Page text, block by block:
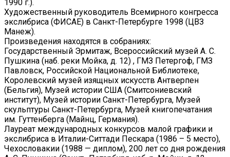
1990 г.).
Художественный руководитель Всемирного конгресса
экслибриса (ФИСАЕ) в Санкт-Петербурге 1998 (ЦВЗ
Манеж).
Произведения находятся в собраниях:
Государственный Эрмитаж, Всероссийский музей А. С.
Пушкина (наб. реки Мойка, д. 12) , ГМЗ Петергоф, ГМЗ
Павловск, Российской Национальной Библиотеке,
Королевский музей изящных искусств Антверпен
(Бельгия), Музей истории США (Смитсониевский
институт), Музей истории Санкт-Петербурга, Музей
скульптуры Санкт-Петербурга, Музей книгопечатания
им. Гуттенберга (Майнц, Германия).
Лауреат международных конкурсов малой графики и
экслибриса в Италии-Ситтади Пескара (1986 – 5 место),
Чехословакии (1988 — диплом), 200 лет со дня рождения